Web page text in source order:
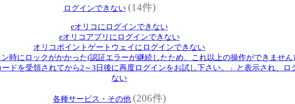
ログインできない (14件)
eオリコにログインできない
eオリコアプリにログインできない
オリコポイントゲートウェイにログインできない
時にロックがかかった(認証エラーが継続したため、これ以上の操作ができません)
ドを受領されてから2～3日後に再度ログインをお試し下さい。」と表示され、
ない
各種サービス・その他 (206件)